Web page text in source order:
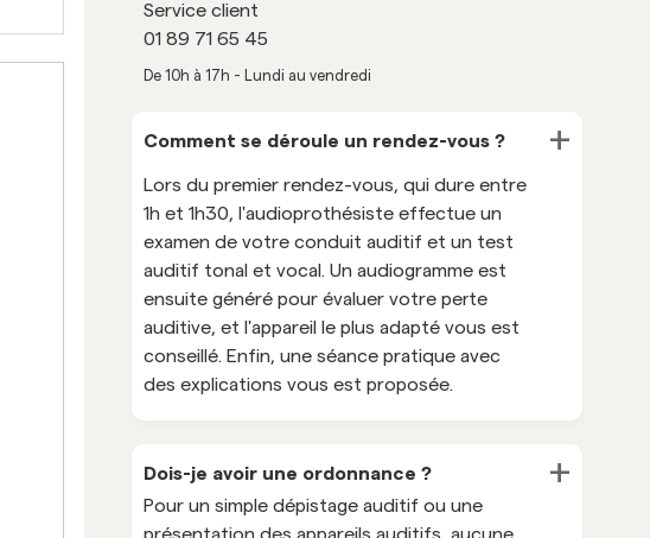
Service client
01 89 71 65 45
De 10h à 17h - Lundi au vendredi
Comment se déroule un rendez-vous ? +
Lors du premier rendez-vous, qui dure entre
1h et 1h30, l'audioprothésiste effectue un
examen de votre conduit auditif et un test
auditif tonal et vocal. Un audiogramme est
ensuite généré pour évaluer votre perte
auditive, et l'appareil le plus adapté vous est
conseillé. Enfin, une séance pratique avec
des explications vous est proposée.
Dois-je avoir une ordonnance ? +
Pour un simple dépistage auditif ou une